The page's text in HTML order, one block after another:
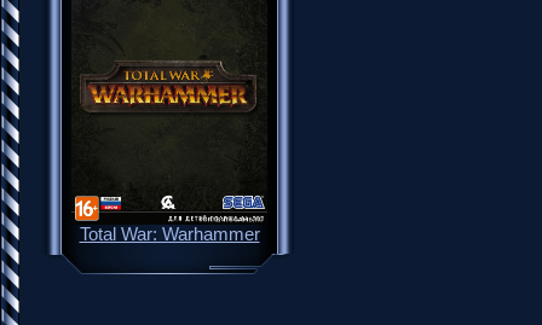
Total War: Warhammer